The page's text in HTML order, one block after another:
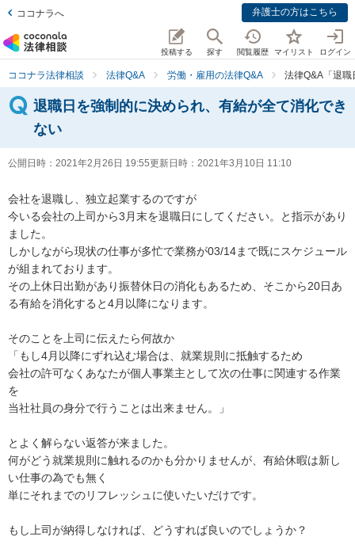
ココナラへ 弁護士の方はこちら
投稿する 探す 閲覧履歴 マイリスト ログイン
ココナラ法律相談 法律Q&A 労働・雇用の法律Q&A 法律Q&A「退
退職日を強制的に決められ、有給が全て消化でき
ない
公開日時： 2021年2月26日 19:55更新日時： 2021年3月10日 11:10
会社を退職し、独立起業するのですが
今いる会社の上司から3月末を退職日にしてください。と指示があり
ました。
しかしながら現状の仕事が多忙で業務が03/14まで既にスケジュール
が組まれております。
その上休日出勤があり振替休日の消化もあるため、そこから20日あ
る有給を消化すると4月以降になります。
そのことを上司に伝えたら何故か
「もし4月以降にずれ込む場合は、就業規則に抵触するため
会社の許可なくあなたが個人事業主として次の仕事に関連する作業
を
当社社員の身分で行うことは出来ません。」
とよく解らない返答が来ました。
何がどう就業規則に触れるのかも分かりませんが、有給休暇は新し
い仕事の為でも無く
単にそれまでのリフレッシュに使いたいだけです。
もし上司が納得しなければ、どうすれば良いのでしょうか？